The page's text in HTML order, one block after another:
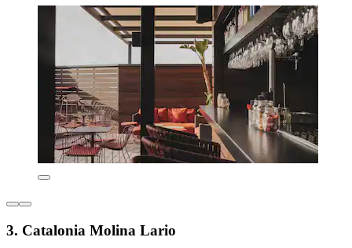
3. Catalonia Molina Lario